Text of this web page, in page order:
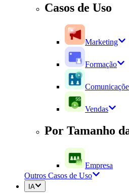
Casos de Uso
Marketing
Formação
Vendas
Por Tamanho
Empresa
Outros Casos de Uso
IA